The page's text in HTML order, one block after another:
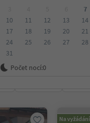
7
10
11 12 13 14
17
18 19 20 21
24
25 26 27 28
31
Počet nocí:0
Na vyžádání